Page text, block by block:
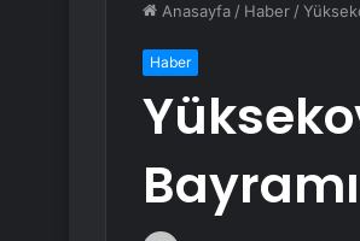
Anasayfa / Haber /
Haber